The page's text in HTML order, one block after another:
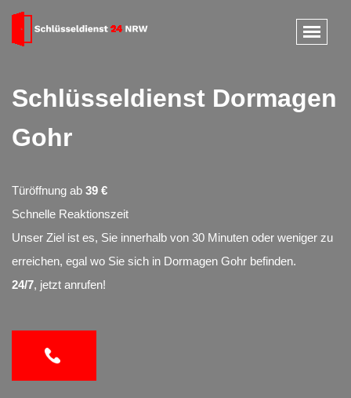
Schlüsseldienst Dormagen
Gohr
Türöffnung ab 39 €
Schnelle Reaktionszeit
Unser Ziel ist es, Sie innerhalb von 30 Minuten oder weniger zu
erreichen, egal wo Sie sich in Dormagen Gohr befinden.
24/7, jetzt anrufen!